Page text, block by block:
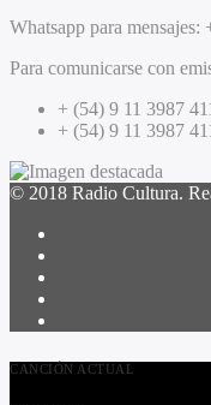
Whatsapp para mensajes:
Para comunicarse con
+ (54) 9 11 3987
+ (54) 9 11 3987
© 2018 Radio Cultura.
CANCIÓN ACTUAL